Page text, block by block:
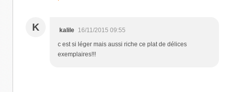
K kalile 16/11/2015 09:55
c est si léger mais aussi riche ce plat de délices
exemplaires!!!